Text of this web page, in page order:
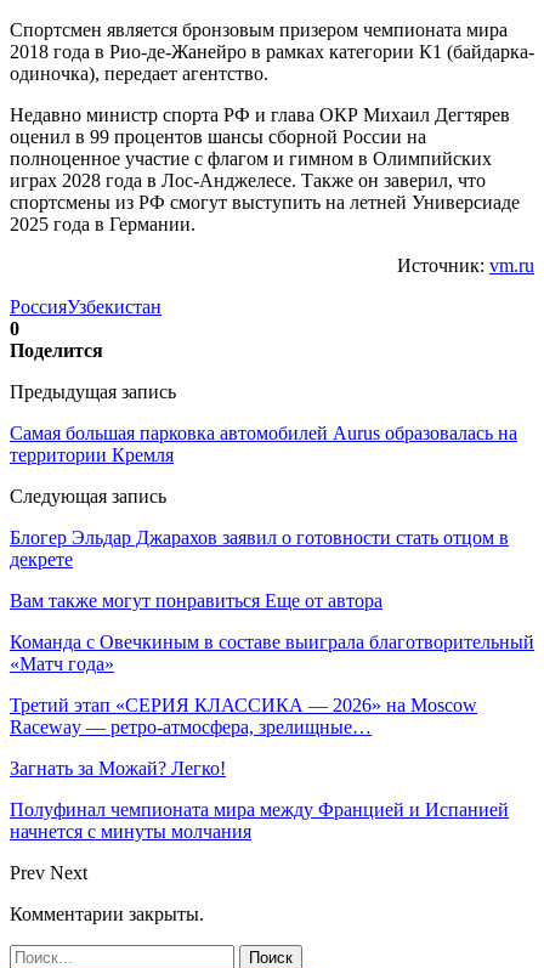
Спортсмен является бронзовым призером чемпионата мира
2018 года в Рио-де-Жанейро в рамках категории К1 (байдарка-
одиночка), передает агентство.
Недавно министр спорта РФ и глава ОКР Михаил Дегтярев
оценил в 99 процентов шансы сборной России на
полноценное участие с флагом и гимном в Олимпийских
играх 2028 года в Лос-Анджелесе. Также он заверил, что
спортсмены из РФ смогут выступить на летней Универсиаде
2025 года в Германии.
Источник: vm.ru
РоссияУзбекистан
0
Поделится
Предыдущая запись
Самая большая парковка автомобилей Aurus образовалась на
территории Кремля
Следующая запись
Блогер Эльдар Джарахов заявил о готовности стать отцом в
декрете
Вам также могут понравиться Еще от автора
Команда с Овечкиным в составе выиграла благотворительный
«Матч года»
Третий этап «СЕРИЯ КЛАССИКА — 2026» на Moscow
Raceway — ретро‑атмосфера, зрелищные…
Загнать за Можай? Легко!
Полуфинал чемпионата мира между Францией и Испанией
начнется с минуты молчания
Prev Next
Комментарии закрыты.